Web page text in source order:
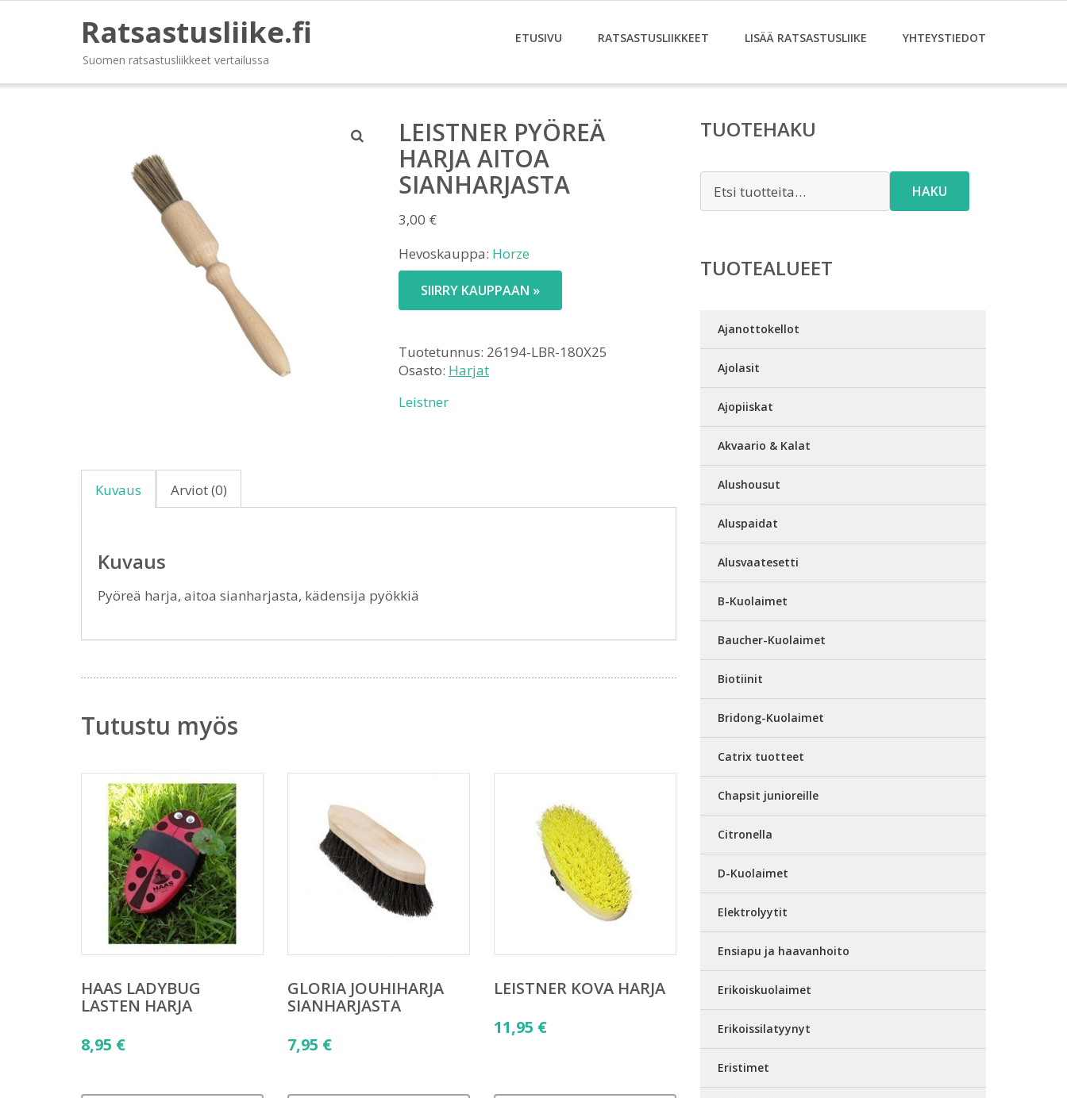
Ratsastusliike.fi
Suomen ratsastusliikkeet vertailussa
ETUSIVU RATSASTUSLIIKKEET LISÄÄ RATSASTUSLIIKE YHTEYSTIEDOT
LEISTNER PYÖREÄ
HARJA AITOA
SIANHARJASTA
3,00 €
Hevoskauppa: Horze
SIIRRY KAUPPAAN »
Tuotetunnus: 26194-LBR-180X25
Osasto: Harjat
Leistner
Kuvaus Arviot (0)
Kuvaus
Pyöreä harja, aitoa sianharjasta, kädensija pyökkiä
Tutustu myös
HAAS LADYBUG
LASTEN HARJA
8,95 €
GLORIA JOUHIHARJA
SIANHARJASTA
7,95 €
LEISTNER KOVA HARJA
11,95 €
TUOTEHAKU
HAKU
TUOTEALUEET
Ajanottokellot
Ajolasit
Ajopiiskat
Akvaario & Kalat
Alushousut
Aluspaidat
Alusvaatesetti
B-Kuolaimet
Baucher-Kuolaimet
Biotiinit
Bridong-Kuolaimet
Catrix tuotteet
Chapsit junioreille
Citronella
D-Kuolaimet
Elektrolyytit
Ensiapu ja haavanhoito
Erikoiskuolaimet
Erikoissilatyynyt
Eristimet